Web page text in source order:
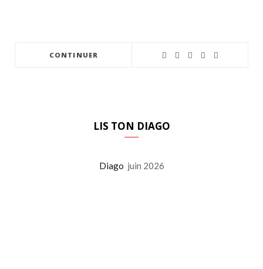
CONTINUER
LIS TON DIAGO
Diago juin 2026